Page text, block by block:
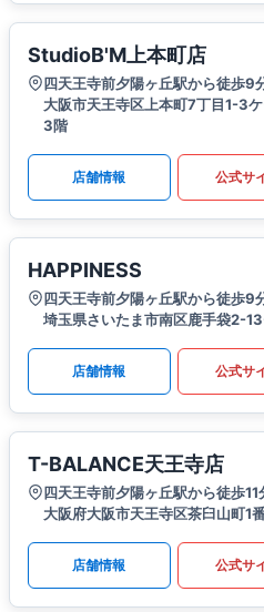
StudioB'M上本町店
四天王寺前夕陽ヶ丘駅から徒歩9
大阪市天王寺区上本町7丁目1-3
3階
店舗情報 公式サ
HAPPINESS
四天王寺前夕陽ヶ丘駅から徒歩9
埼玉県さいたま市南区鹿手袋2-
店舗情報 公式サ
T-BALANCE天王寺店
四天王寺前夕陽ヶ丘駅から徒歩11
大阪府大阪市天王寺区茶臼山町1
店舗情報 公式サ